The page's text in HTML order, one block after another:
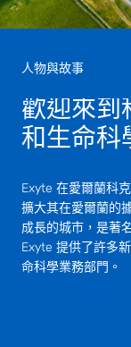
人物與故事
歡迎來到
和生命科
Exyte 在愛爾蘭科
擴大其在愛爾蘭的
成長的城市，是著
Exyte 提供了許多
命科學業務部門。